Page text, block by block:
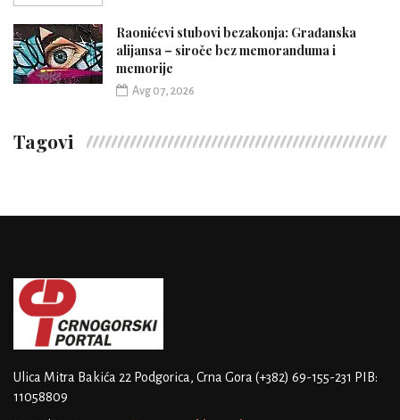
Raonićevi stubovi bezakonja: Građanska
alijansa – siroče bez memoranduma i
memorije
Avg 07, 2026
Tagovi
Ulica Mitra Bakića 22 Podgorica, Crna Gora (+382) 69-155-231 PIB:
11058809